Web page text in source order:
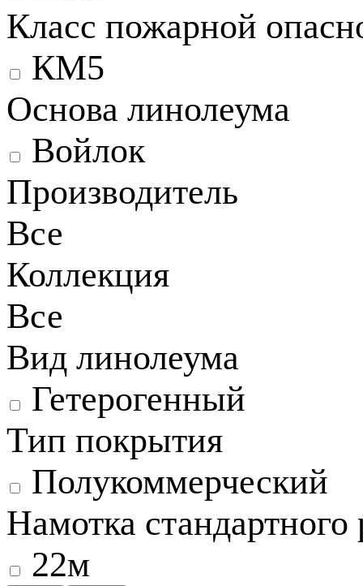
Класс пожарной
КМ5
Основа линолеума
Войлок
Производитель
Все
Коллекция
Все
Вид линолеума
Гетерогенный
Тип покрытия
Полукоммерческий
Намотка стандартного
22м